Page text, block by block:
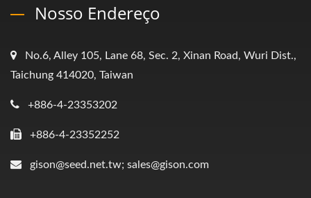
Nosso Endereço
No.6, Alley 105, Lane 68, Sec. 2, Xinan Road, Wuri Dist.,
Taichung 414020, Taiwan
+886-4-23353202
+886-4-23352252
gison@seed.net.tw; sales@gison.com